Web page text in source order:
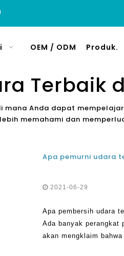
OEM / ODM Produk.
Terbaik
mana Anda dapat
memahami dan
2021-06-29
Apa pembersih udara
Ada banyak perangkat
akan mengklaim